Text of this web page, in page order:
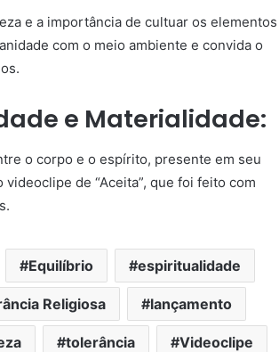
e a importância de cultuar os elementos
com o meio ambiente e convida o
e Materialidade:
o corpo e o espírito, presente em seu
de “Aceita”, que foi feito com
Equilíbrio espiritualidade
Religiosa lançamento
tolerância Videoclipe